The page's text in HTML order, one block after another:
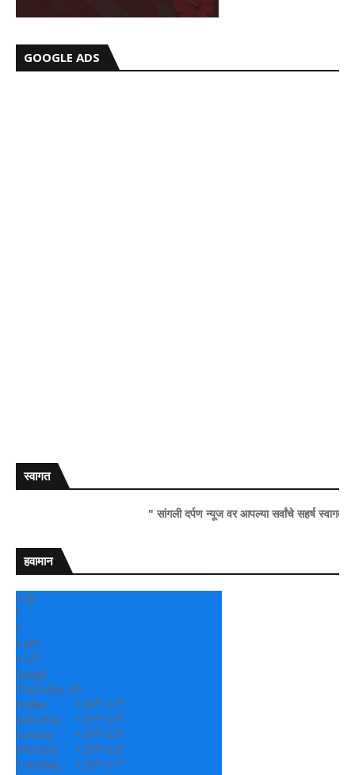
GOOGLE ADS
स्वागत
" सांगली दर्पण न्यूज वर आपल्या सर्वांचे सहर्ष स्वागत..!"
हवामान
+28
°
C
+28°
+22°
Sangli
Thursday, 06
Friday
+28°+23°
Saturday
+29°+23°
Sunday
+29°+22°
Monday
+29°+22°
Tuesday
+29°+21°